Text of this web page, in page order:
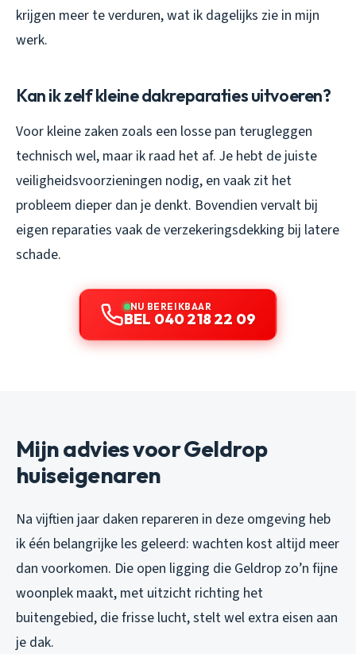
krijgen meer te verduren, wat ik dagelijks zie in mijn
werk.
Kan ik zelf kleine dakreparaties uitvoeren?
Voor kleine zaken zoals een losse pan terugleggen
technisch wel, maar ik raad het af. Je hebt de juiste
veiligheidsvoorzieningen nodig, en vaak zit het
probleem dieper dan je denkt. Bovendien vervalt bij
eigen reparaties vaak de verzekeringsdekking bij latere
schade.
NU BEREIKBAAR
BEL 040 218 22 09
Mijn advies voor Geldrop
huiseigenaren
Na vijftien jaar daken repareren in deze omgeving heb
ik één belangrijke les geleerd: wachten kost altijd meer
dan voorkomen. Die open ligging die Geldrop zo’n fijne
woonplek maakt, met uitzicht richting het
buitengebied, die frisse lucht, stelt wel extra eisen aan
je dak.